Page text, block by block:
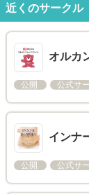
近くのサークル
オルカ
公開 公式サ
インナ
公開 公式サ